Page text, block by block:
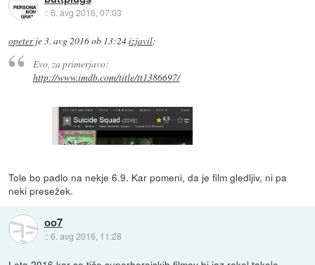
::6. avg 2016, 07:03
opeterje3. avg 2016 ob 13:24izjavil:
Evo, za primerjavo:
http://www.imdb.com/title/tt1386697/
Tole bo padlo na nekje 6.9. Kar pomeni, da je film gledljiv, ni pa
neki presežek.
oo7
::6. avg 2016, 11:28